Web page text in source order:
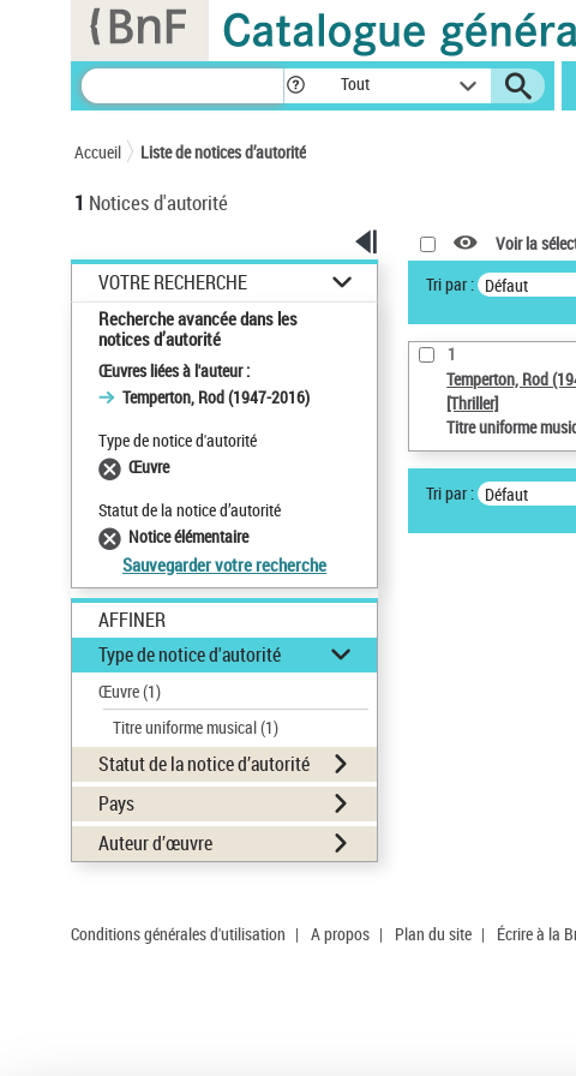
Tout
Accueil Liste de notices d’autorité
1 Notices d'autorité
VOTRE RECHERCHE
Recherche avancée dans les
notices d’autorité
Œuvres liées à l'auteur :
Temperton, Rod (1947-2016)
Type de notice d'autorité
Œuvre
Statut de la notice d’autorité
Notice élémentaire
Sauvegarder votre recherche
AFFINER
Type de notice d'autorité
Œuvre(1)
Titre uniforme musical(1)
Statut de la notice d’autorité
Pays
Auteur d’œuvre
Voir la
Tri par : Défaut
1
Temperton, Rod
[Thriller]
Titre uniforme
Tri par : Défaut
Conditions générales d'utilisation | A propos | Plan du site | Écrire à la
Panneau de gestion des cookies